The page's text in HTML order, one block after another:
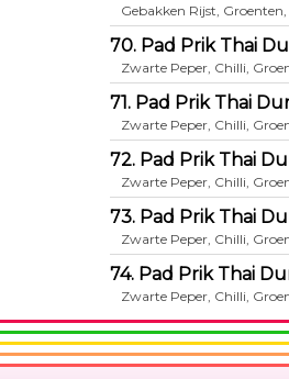
Gebakken Rijst, Groenten,
70. Pad Prik Thai
Zwarte Peper, Chilli,
71. Pad Prik Thai
Zwarte Peper, Chilli,
72. Pad Prik Thai
Zwarte Peper, Chilli,
73. Pad Prik Thai
Zwarte Peper, Chilli,
74. Pad Prik Thai
Zwarte Peper, Chilli,